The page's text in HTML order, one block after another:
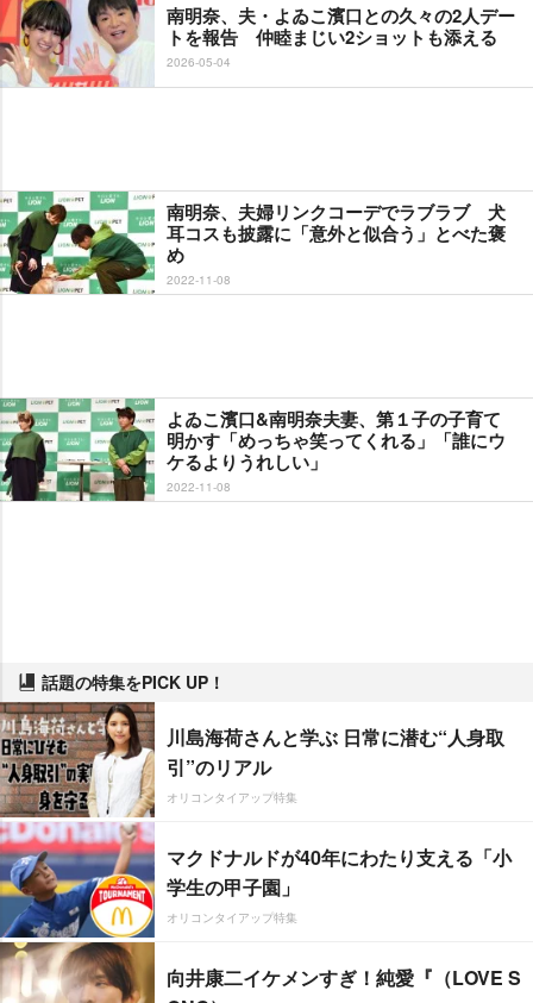
南明奈、夫・よゐこ濱口との久々の2人デー
トを報告 仲睦まじい2ショットも添える
2026-05-04
南明奈、夫婦リンクコーデでラブラブ 犬
耳コスも披露に「意外と似合う」とべた褒
め
2022-11-08
よゐこ濱口&南明奈夫妻、第１子の子育て
明かす「めっちゃ笑ってくれる」「誰にウ
ケるよりうれしい」
2022-11-08
話題の特集をPICK UP！
川島海荷さんと学ぶ 日常に潜む“人身取
引”のリアル
オリコンタイアップ特集
マクドナルドが40年にわたり支える「小
学生の甲子園」
オリコンタイアップ特集
向井康二イケメンすぎ！純愛『（LOVE S